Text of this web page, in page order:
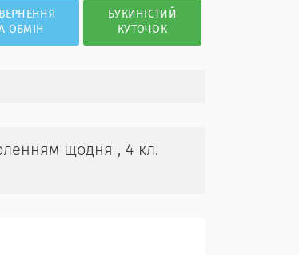
ОБМІН
БУКИНІСТИЙ
КУТОЧОК
щодня , 4 кл.